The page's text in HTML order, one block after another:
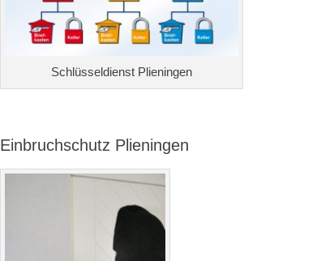
Schlüsseldienst Plieningen
Einbruchschutz Plieningen